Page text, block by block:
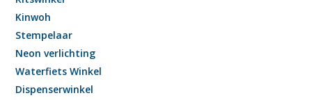
Kinwoh
Stempelaar
Neon verlichting
Waterfiets Winkel
Dispenserwinkel